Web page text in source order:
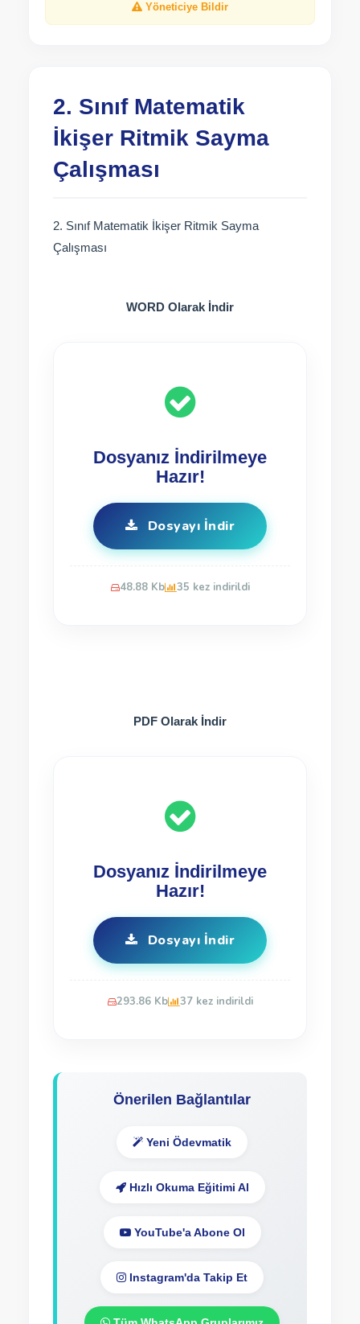
Yöneticiye Bildir
2. Sınıf Matematik
İkişer Ritmik Sayma
Çalışması
2. Sınıf Matematik İkişer Ritmik Sayma
Çalışması
WORD Olarak İndir
Dosyanız İndirilmeye
Hazır!
Dosyayı İndir
48.88 Kb 35 kez indirildi
PDF Olarak İndir
Dosyanız İndirilmeye
Hazır!
Dosyayı İndir
293.86 Kb 37 kez indirildi
Önerilen Bağlantılar
Yeni Ödevmatik
Hızlı Okuma Eğitimi Al
YouTube'a Abone Ol
Instagram'da Takip Et